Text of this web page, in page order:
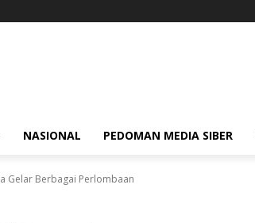
NASIONAL PEDOMAN MEDIA SIBER
Gelar Berbagai Perlombaan